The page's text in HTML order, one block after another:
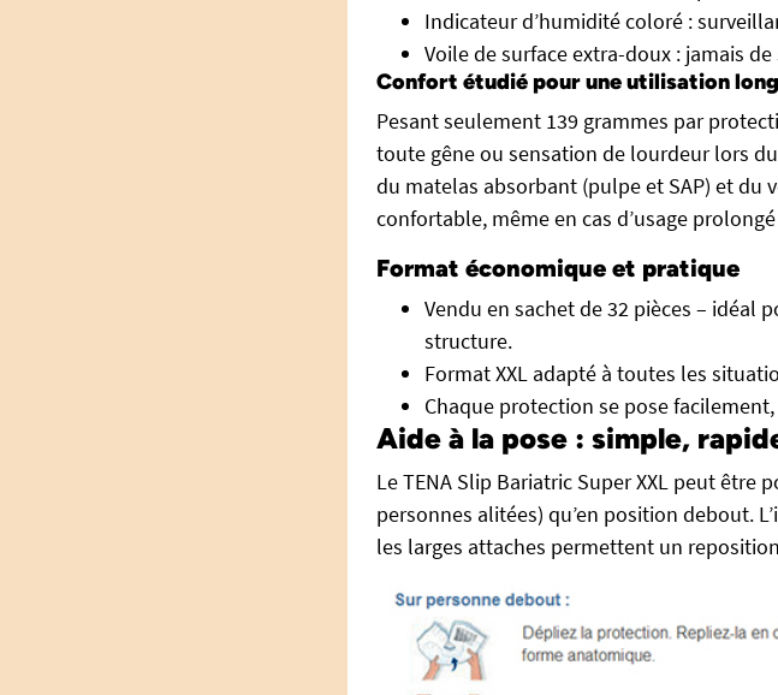
Indicateur d’humidité coloré :
Voile de surface extra-doux : jamais
Confort étudié pour une utilisation
Pesant seulement 139 grammes par
toute gêne ou sensation de lourdeur lors
du matelas absorbant (pulpe et SAP) et du
confortable, même en cas d’usage
Format économique et pratique
Vendu en sachet de 32 pièces – idéal
structure.
Format XXL adapté à toutes les
Chaque protection se pose
Aide à la pose : simple,
Le TENA Slip Bariatric Super XXL peut être
personnes alitées) qu’en position debout.
les larges attaches permettent un